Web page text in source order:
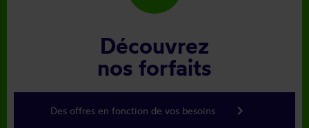
Découvrez
nos forfaits
Des offres en fonction de vos besoins keyboard_arrow_right